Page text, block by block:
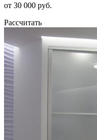
от 30 000 руб.
Рассчитать